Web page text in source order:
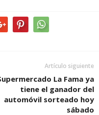
Artículo siguiente
La Fama ya
tiene el ganador del
automóvil sorteado hoy
sábado